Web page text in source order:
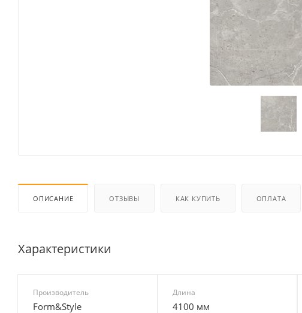
ОПИСАНИЕ ОТЗЫВЫ КАК КУПИТЬ ОПЛАТА
Характеристики
Производитель
Form&Style
Длина
4100 мм